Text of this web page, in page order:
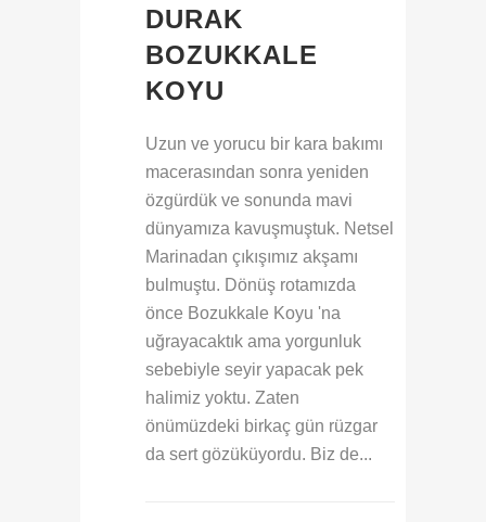
DURAK
BOZUKKALE
KOYU
Uzun ve yorucu bir kara bakımı
macerasından sonra yeniden
özgürdük ve sonunda mavi
dünyamıza kavuşmuştuk. Netsel
Marinadan çıkışımız akşamı
bulmuştu. Dönüş rotamızda
önce Bozukkale Koyu 'na
uğrayacaktık ama yorgunluk
sebebiyle seyir yapacak pek
halimiz yoktu. Zaten
önümüzdeki birkaç gün rüzgar
da sert gözüküyordu. Biz de...